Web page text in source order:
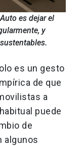
es dejar el
y
es un gesto
de que
a
puede
de
algunos